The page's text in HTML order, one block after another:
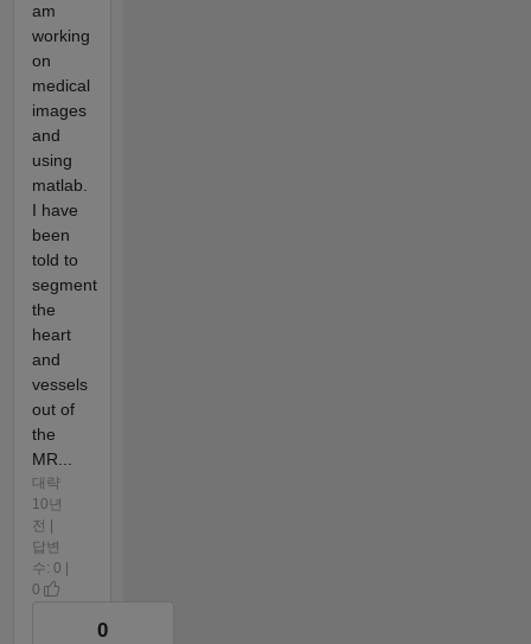
am
working
on
medical
images
and
using
matlab.
I have
been
told to
segment
the
heart
and
vessels
out of
the
MR...
대략
10년
전 |
답변
수: 0 |
0
0